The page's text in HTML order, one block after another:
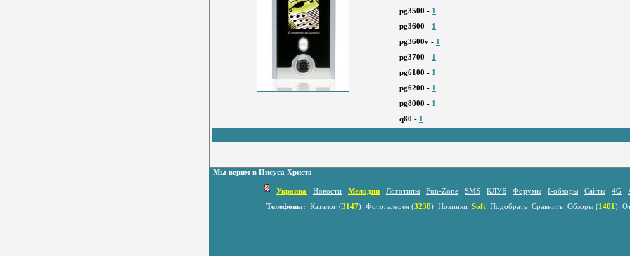
pg3500 - 1
pg3600 - 1
pg3600v - 1
pg3700 - 1
pg6100 - 1
pg6200 - 1
pg8000 - 1
q80 - 1
Мы верим в Иисуса Христа
Украина Новости Мелодии Логотипы Fun-Zone SMS КЛУБ Форумы I-обзоры Сайты 4G
Телефоны:
Каталог (3147) Фотогалерея (3238) Новинки Soft Подобрать Сравнить Обзоры (1401 )